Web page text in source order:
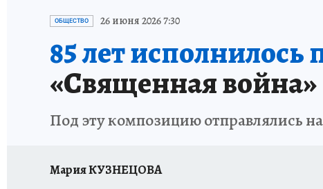
АФИША ИСПЫТАНО НА СЕБЕ
ОБЩЕСТВО 26 июня 2026 7:30
85 лет
«Священная война»
Под эту композицию отправлялись
Мария КУЗНЕЦОВА